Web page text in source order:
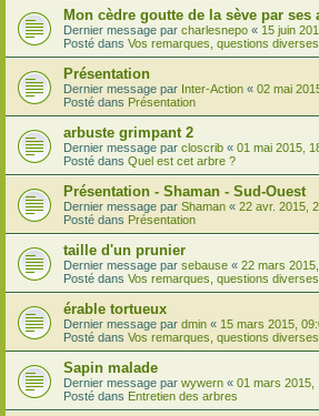
Mon cèdre goutte de la sève par ses
Dernier message par charlesnepo « 15 juin
Posté dans Vos remarques, questions diverses
Présentation
Dernier message par Inter-Action « 02 mai
Posté dans Présentation
arbuste grimpant 2
Dernier message par closcrib « 01 mai 2015,
Posté dans Quel est cet arbre ?
Présentation - Shaman - Sud-Ouest
Dernier message par Shaman « 22 avr. 2015,
Posté dans Présentation
taille d'un prunier
Dernier message par sebause « 22 mars
Posté dans Vos remarques, questions diverses
érable tortueux
Dernier message par dmin « 15 mars 2015,
Posté dans Vos remarques, questions diverses
Sapin malade
Dernier message par wywern « 01 mars 2015,
Posté dans Entretien des arbres